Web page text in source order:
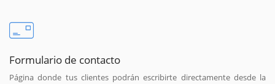
Formulario de contacto
Página donde tus clientes podrán escribirte directamente desde la